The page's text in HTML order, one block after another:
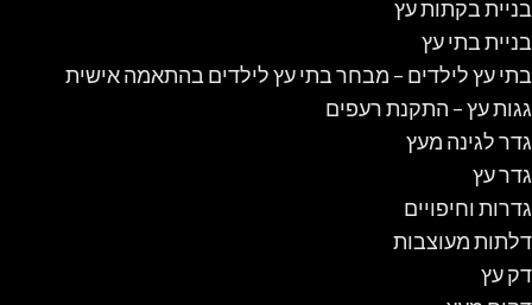
בניית בקתות עץ
בניית בתי עץ
בתי עץ לילדים – מבחר בתי עץ לילדים בהתאמה אישית
גגות עץ – התקנת רעפים
גדר לגינה מעץ
גדר עץ
גדרות וחיפויים
דלתות מעוצבות
דק עץ